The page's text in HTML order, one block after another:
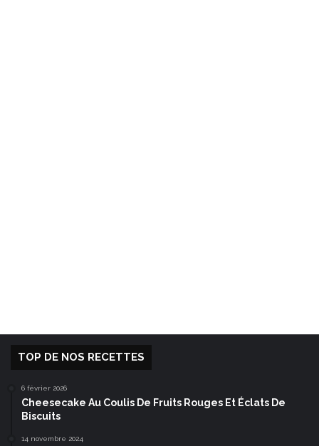
TOP DE NOS RECETTES
6 février 2026
Cheesecake Au Coulis De Fruits Rouges Et Éclats De
Biscuits
14 novembre 2024